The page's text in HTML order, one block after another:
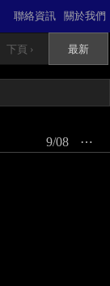
關於我們
聯絡資訊
下頁 › 最新
⋯
9/08